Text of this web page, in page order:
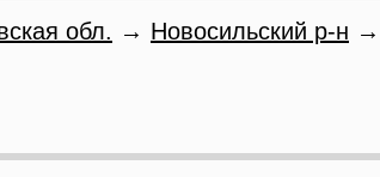
обл. → Новосильский р-н →